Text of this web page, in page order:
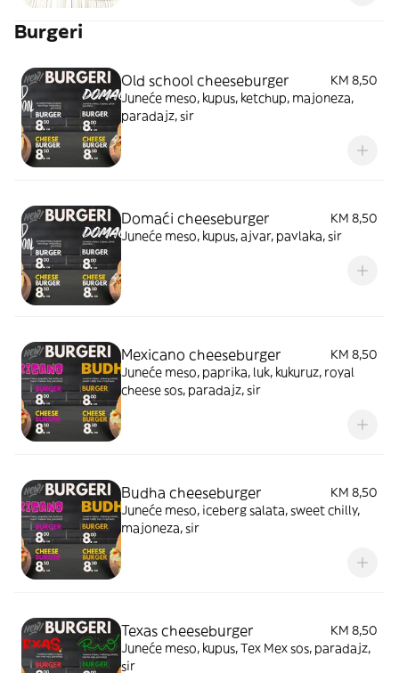
Burgeri
Old school cheeseburger
KM 8,50
Juneće meso, kupus, ketchup, majoneza,
paradajz, sir
Domaći cheeseburger
KM 8,50
Juneće meso, kupus, ajvar, pavlaka, sir
Mexicano cheeseburger
KM 8,50
Juneće meso, paprika, luk, kukuruz, royal
cheese sos, paradajz, sir
Budha cheeseburger
KM 8,50
Juneće meso, iceberg salata, sweet chilly,
majoneza, sir
Texas cheeseburger
KM 8,50
Juneće meso, kupus, Tex Mex sos, paradajz,
sir